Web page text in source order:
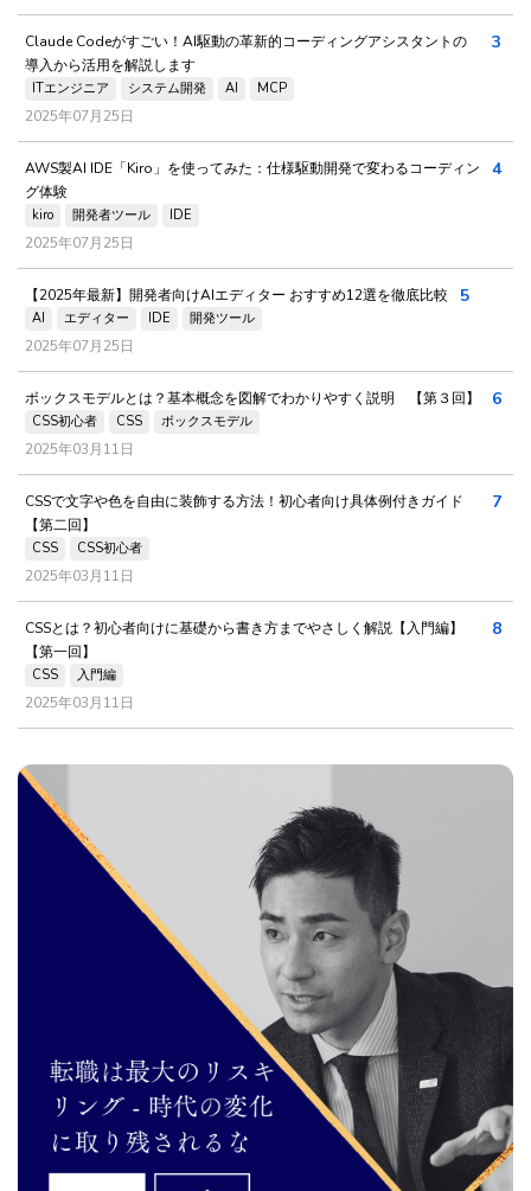
Claude Codeがすごい！AI駆動の革新的コーディングアシスタントの
導入から活用を解説します
ITエンジニア システム開発 AI MCP
2025年07月25日
3
AWS製AI IDE「Kiro」を使ってみた：仕様駆動開発で変わるコーディン
グ体験
kiro 開発者ツール IDE
2025年07月25日
4
【2025年最新】開発者向けAIエディター おすすめ12選を徹底比較
AI エディター IDE 開発ツール
2025年07月25日
5
ボックスモデルとは？基本概念を図解でわかりやすく説明 【第３回】
CSS初心者 CSS ボックスモデル
2025年03月11日
6
CSSで文字や色を自由に装飾する方法！初心者向け具体例付きガイド
【第二回】
CSS CSS初心者
2025年03月11日
7
CSSとは？初心者向けに基礎から書き方までやさしく解説【入門編】
【第一回】
CSS 入門編
2025年03月11日
8